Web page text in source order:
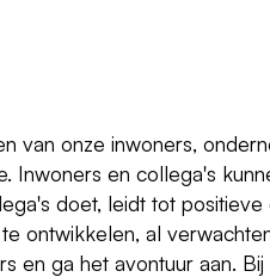
van onze inwoners,
Inwoners en collega's
doet, leidt tot
ontwikkelen, al
en ga het avontuur aan.